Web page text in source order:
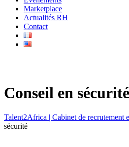
Marketplace
Actualités RH
Contact
Conseil en sécurité
Talent2Africa | Cabinet de recrutement
sécurité